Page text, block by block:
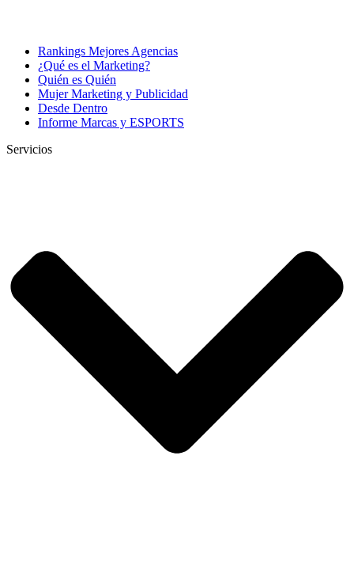
Rankings Mejores Agencias
¿Qué es el Marketing?
Quién es Quién
Mujer Marketing y Publicidad
Desde Dentro
Informe Marcas y ESPORTS
Servicios